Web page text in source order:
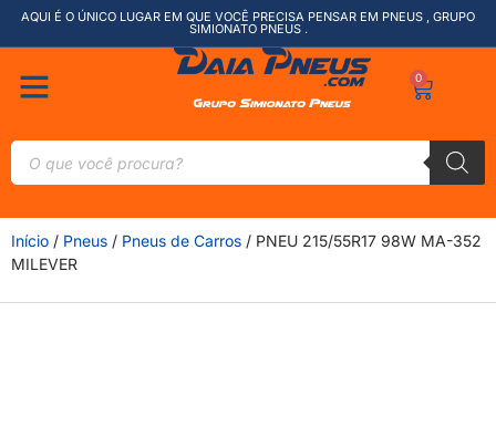
AQUI É O ÚNICO LUGAR EM QUE VOCÊ PRECISA PENSAR EM PNEUS , GRUPO
SIMIONATO PNEUS .
0
Início / Pneus / Pneus de Carros / PNEU 215/55R17 98W MA-352
MILEVER